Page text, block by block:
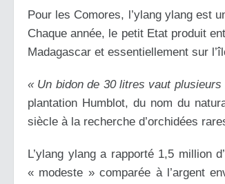
Pour les Comores, l’ylang ylang est
Chaque année, le petit Etat produit
Madagascar et essentiellement sur
« Un bidon de 30 litres vaut plusieurs
plantation Humblot, du nom du
siècle à la recherche d’orchidées
L’ylang ylang a rapporté 1,5 million
« modeste » comparée à l’argent